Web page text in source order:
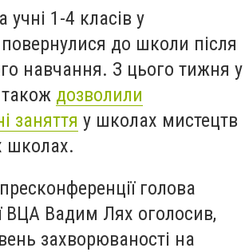
учні 1-4 класів у
до школи після
навчання. З цього тижня у
дозволили
заняття у школах мистецтв
школах.
голова
ВЦА Вадим Лях оголосив,
захворюваності на